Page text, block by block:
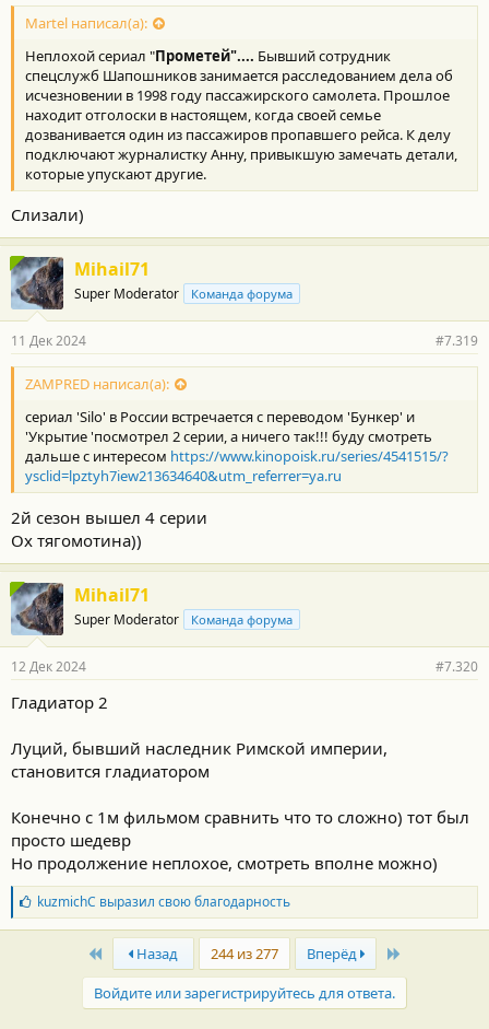
Martel написал(а):
Неплохой сериал "Прометей".... Бывший сотрудник
спецслужб Шапошников занимается расследованием дела об
исчезновении в 1998 году пассажирского самолета. Прошлое
находит отголоски в настоящем, когда своей семье
дозванивается один из пассажиров пропавшего рейса. К делу
подключают журналистку Анну, привыкшую замечать детали,
которые упускают другие.
Слизали)
Mihail71
Super Moderator Команда форума
11 Дек 2024 #7.319
ZAMPRED написал(а):
сериал 'Silo' в России встречается с переводом 'Бункер' и
'Укрытие 'посмотрел 2 серии, а ничего так!!! буду смотреть
дальше с интересом https://www.kinopoisk.ru/series/4541515/?
ysclid=lpztyh7iew213634640&utm_referrer=ya.ru
2й сезон вышел 4 серии
Ох тягомотина))
Mihail71
Super Moderator Команда форума
12 Дек 2024 #7.320
Гладиатор 2
Луций, бывший наследник Римской империи,
становится гладиатором
Конечно с 1м фильмом сравнить что то сложно) тот был
просто шедевр
Но продолжение неплохое, смотреть вполне можно)
Б
л
а
kuzmichC выразил свою благодарность
First Назад 244 из 277 Вперёд
Войдите или зарегистрируйтесь для ответа.